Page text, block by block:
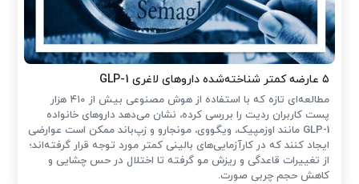
۵ عارضه کمتر شناخته‌شده داروهای لاغری GLP-1
مطالعه‌ای تازه که با استفاده از هوش مصنوعی بیش از ۴۱۰ هزار
پست کاربران ردیت را بررسی کرده، نشان می‌دهد داروهای خانواده
GLP-1 مانند اوزمپیک، ویگووی، مونجارو و زپ‌باند ممکن است عوارضی
ایجاد کنند که در کارآزمایی‌های بالینی کمتر مورد توجه قرار گرفته‌اند؛
از تغییرات قاعدگی و ریزش مو گرفته تا اختلال در حس چشایی و
کاهش حجم چربی صورت.